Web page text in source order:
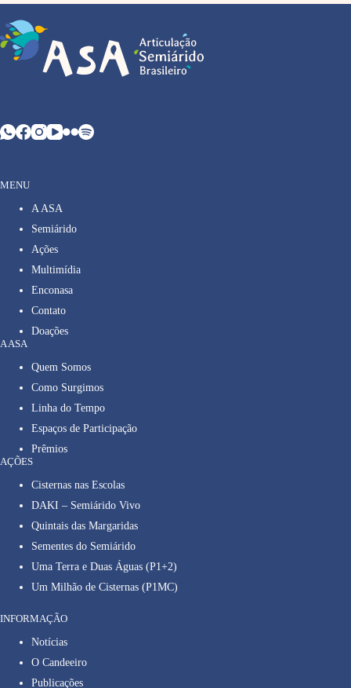
MENU
A ASA
Semiárido
Ações
Multimídia
Enconasa
Contato
Doações
A ASA
Quem Somos
Como Surgimos
Linha do Tempo
Espaços de Participação
Prêmios
AÇÕES
Cisternas nas Escolas
DAKI – Semiárido Vivo
Quintais das Margaridas
Sementes do Semiárido
Uma Terra e Duas Águas (P1+2)
Um Milhão de Cisternas (P1MC)
INFORMAÇÃO
Notícias
O Candeeiro
Publicações